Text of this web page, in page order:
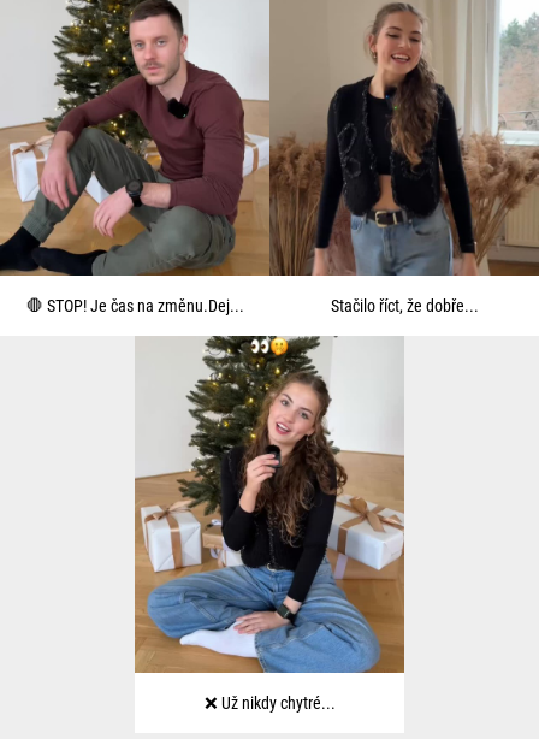
🛑 STOP! Je čas na změnu.Dej... Stačilo říct, že dobře...
❌ Už nikdy chytré...